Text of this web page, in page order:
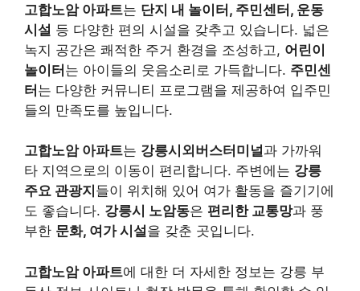
고합노암 아파트는 단지 내 놀이터, 주민센터, 운동
시설 등 다양한 편의 시설을 갖추고 있습니다. 넓은
녹지 공간은 쾌적한 주거 환경을 조성하고, 어린이
놀이터는 아이들의 웃음소리로 가득합니다. 주민센
터는 다양한 커뮤니티 프로그램을 제공하여 입주민
들의 만족도를 높입니다.
고합노암 아파트는 강릉시외버스터미널과 가까워
타 지역으로의 이동이 편리합니다. 주변에는 강릉
주요 관광지 들이 위치해 있어 여가 활동을 즐기기에
도 좋습니다. 강릉시 노암동은 편리한 교통망과 풍
부한 문화, 여가 시설을 갖춘 곳입니다.
고합노암 아파트에 대한 더 자세한 정보는 강릉 부